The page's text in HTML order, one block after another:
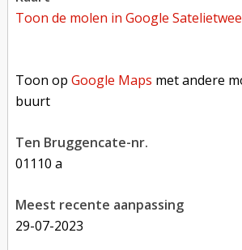
Toon de molen inGoogle
Toon opGoogle Maps met andere
buurt
Ten Bruggencate-nr.
01110 a
Meest recente aanpassing
29-07-2023